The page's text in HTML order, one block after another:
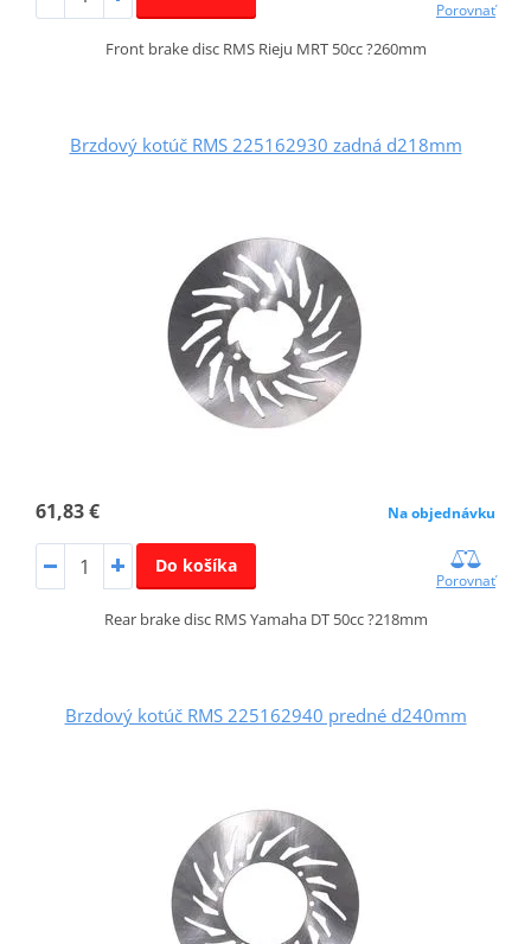
Porovnať
Front brake disc RMS Rieju MRT 50cc ?260mm
Brzdový kotúč RMS 225162930 zadná d218mm
61,83 € Na objednávku
Do košíka
Porovnať
Rear brake disc RMS Yamaha DT 50cc ?218mm
Brzdový kotúč RMS 225162940 predné d240mm